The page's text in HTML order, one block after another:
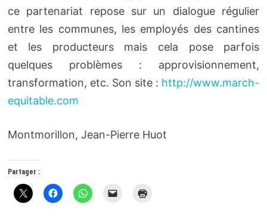
ce partenariat repose sur un dialogue régulier
entre les communes, les employés des cantines
et les producteurs mais cela pose parfois
quelques problèmes : approvisionnement,
transformation, etc. Son site : http://www.march-
equitable.com
Montmorillon, Jean-Pierre Huot
Partager :